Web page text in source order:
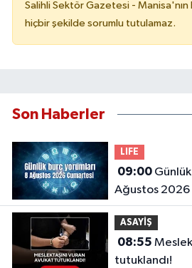
Salihli Sektör Gazetesi - Manisa'nın
hiçbir şekilde sorumlu tutulamaz.
Son Haberler
LIFE
09:00Günlük burç yorumları: 8
Ağustos 2026
ASAYİŞ
08:55
tutuklandı!